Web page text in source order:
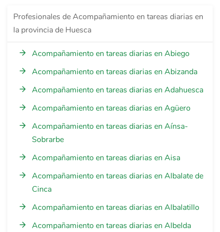
Profesionales de Acompañamiento en tareas diarias en
la provincia de Huesca
Acompañamiento en tareas diarias en Abiego
Acompañamiento en tareas diarias en Abizanda
Acompañamiento en tareas diarias en Adahuesca
Acompañamiento en tareas diarias en Agüero
Acompañamiento en tareas diarias en Aínsa-
Sobrarbe
Acompañamiento en tareas diarias en Aisa
Acompañamiento en tareas diarias en Albalate de
Cinca
Acompañamiento en tareas diarias en Albalatillo
Acompañamiento en tareas diarias en Albelda